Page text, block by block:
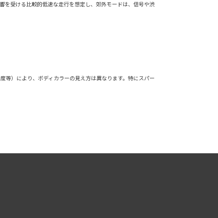
を受ける比較的低速な走行を想定し、郊外モードは、信号や渋
）により、ボディカラーの見え方は異なります。特にスパー